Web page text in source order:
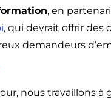
, en
, qui devrait offrir des
demandeurs
nous travaillons à